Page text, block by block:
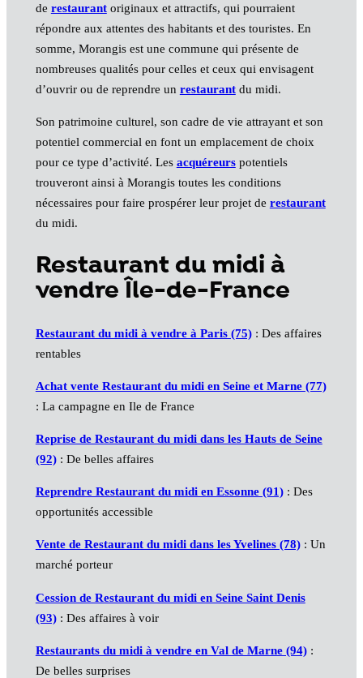
de restaurantoriginaux et attractifs, qui pourraient
répondre aux attentes des habitants et des touristes. En
somme, Morangis est une commune qui présente de
nombreuses qualités pour celles et ceux qui envisagent
d’ouvrir ou de reprendre un restaurantdu midi.
Son patrimoine culturel, son cadre de vie attrayant et son
potentiel commercial en font un emplacement de choix
pour ce type d’activité. Les acquéreurspotentiels
trouveront ainsi à Morangis toutes les conditions
nécessaires pour faire prospérer leur projet de restaurant
du midi.
Restaurant du midi à
vendre Île-de-France
Restaurant du midi à vendre à Paris (75): Des affaires
rentables
Achat vente Restaurant du midi en Seine et Marne (77)
: La campagne en Ile de France
Reprise de Restaurant du midi dans les Hauts de Seine
(92): De belles affaires
Reprendre Restaurant du midi en Essonne (91): Des
opportunités accessible
Vente de Restaurant du midi dans les Yvelines (78): Un
marché porteur
Cession de Restaurant du midi en Seine Saint Denis
(93): Des affaires à voir
Restaurants du midi à vendre en Val de Marne (94):
De belles surprises